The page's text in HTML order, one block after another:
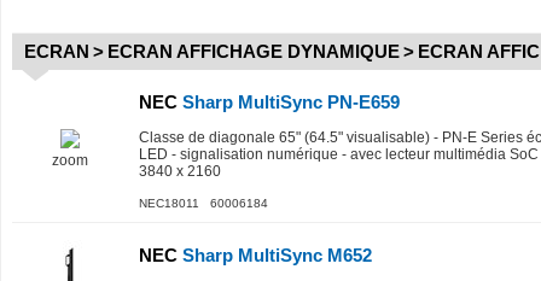
ECRAN > ECRAN AFFICHAGE DYNAMIQUE> ECRAN
zoom
NEC Sharp MultiSync PN-E659
Classe de diagonale 65" (64.5" visualisable) - PN-E Series
LED - signalisation numérique - avec lecteur multimédia
3840 x 2160
NEC18011 60006184
NEC Sharp MultiSync M652